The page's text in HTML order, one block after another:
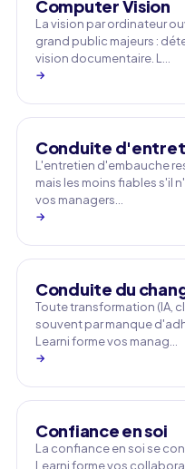
Computer Vision
La vision par ordinateur
grand public majeurs :
vision documentaire. L…
→
Conduite
L'entretien d'embauche
mais les moins fiables s'il
vos managers…
→
Conduite du
Toute transformation (IA,
souvent par manque
Learni forme vos manag…
→
Confiance en soi
La confiance en soi se
Learni forme vos